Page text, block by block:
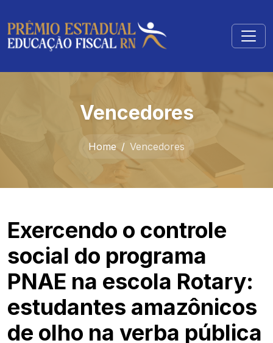
Vencedores
Home Vencedores
Exercendo o controle
social do programa
PNAE na escola Rotary:
estudantes amazônicos
de olho na verba pública